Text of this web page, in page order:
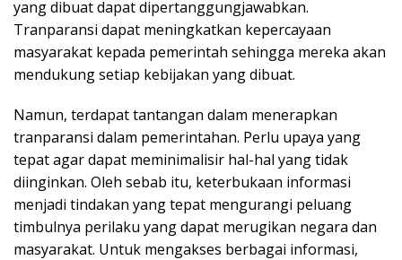
yang dibuat dapat dipertanggungjawabkan.
Tranparansi dapat meningkatkan kepercayaan
masyarakat kepada pemerintah sehingga mereka akan
mendukung setiap kebijakan yang dibuat.
Namun, terdapat tantangan dalam menerapkan
tranparansi dalam pemerintahan. Perlu upaya yang
tepat agar dapat meminimalisir hal-hal yang tidak
diinginkan. Oleh sebab itu, keterbukaan informasi
menjadi tindakan yang tepat mengurangi peluang
timbulnya perilaku yang dapat merugikan negara dan
masyarakat. Untuk mengakses berbagai informasi,